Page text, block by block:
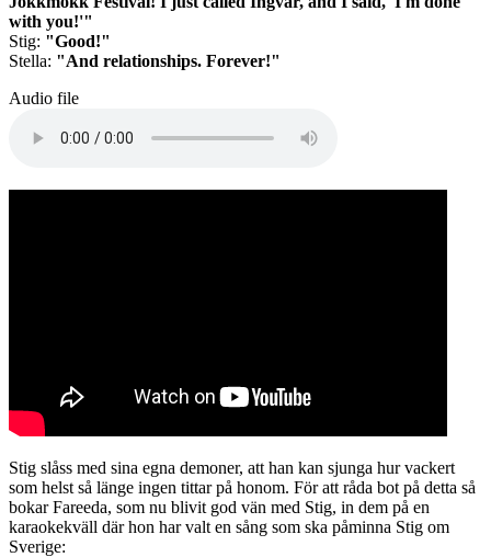
with you!'"
Stig: "Good!"
Stella: "And relationships. Forever!"
Audio file
Stig slåss med sina egna demoner, att han kan sjunga hur vackert
som helst så länge ingen tittar på honom. För att råda bot på detta så
bokar Fareeda, som nu blivit god vän med Stig, in dem på en
karaokekväll där hon har valt en sång som ska påminna Stig om
Sverige: